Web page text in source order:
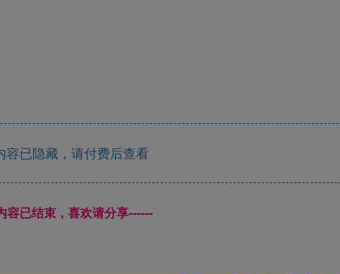
已隐藏，请付费后查看
容已结束，喜欢请分享------